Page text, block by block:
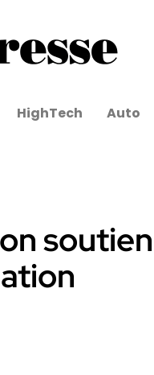
HighTech Auto
soutien